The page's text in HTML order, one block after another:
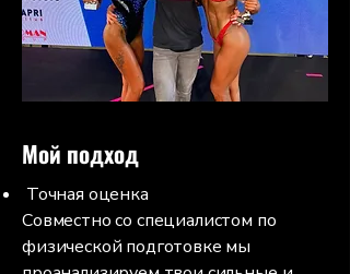
Мой подход
Точная оценка
Совместно со специалистом по
физической подготовке мы